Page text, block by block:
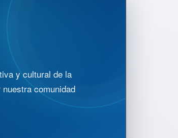
y cultural de la
comunidad